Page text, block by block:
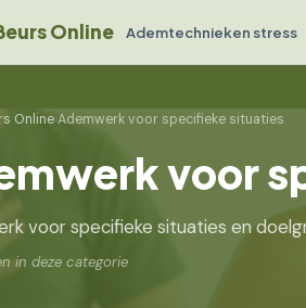
Online Ademtechnieken stress
Online›Ademwerk voor specifieke situaties
voor
voor specifieke situaties en
in deze categorie